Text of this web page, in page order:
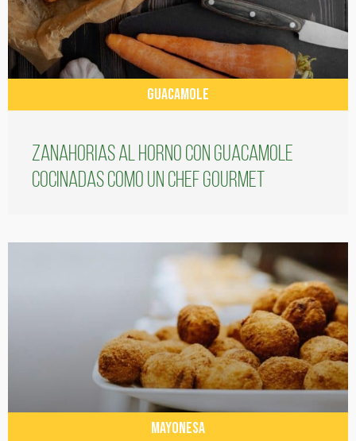
GUACAMOLE
Zanahorias al horno con guacamole
cocinadas como un chef gourmet
MAYONESA